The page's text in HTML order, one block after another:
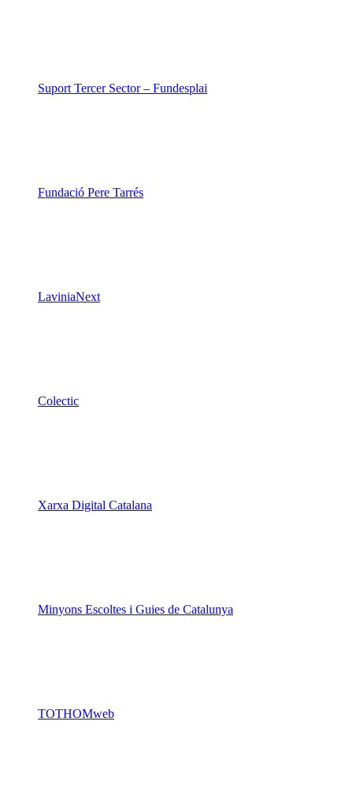
Suport Tercer Sector – Fundesplai
Fundació Pere Tarrés
LaviniaNext
Colectic
Xarxa Digital Catalana
Minyons Escoltes i Guies de Catalunya
TOTHOMweb